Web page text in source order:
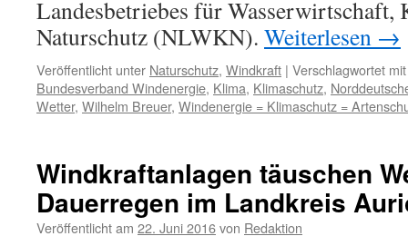
Landesbetriebes für Wasserwirtschaft,
Naturschutz (NLWKN). Weiterlesen →
Veröffentlicht unter Naturschutz, Windkraft | Verschlagwortet mit
Bundesverband Windenergie, Klima, Klimaschutz,
Wetter, Wilhelm Breuer, Windenergie = Klimaschutz =
Windkraftanlagen täuschen
Dauerregen im Landkreis
Veröffentlicht am 22. Juni 2016von Redaktion